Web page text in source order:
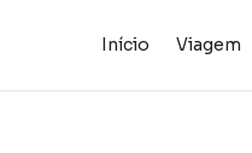
Início Viagem